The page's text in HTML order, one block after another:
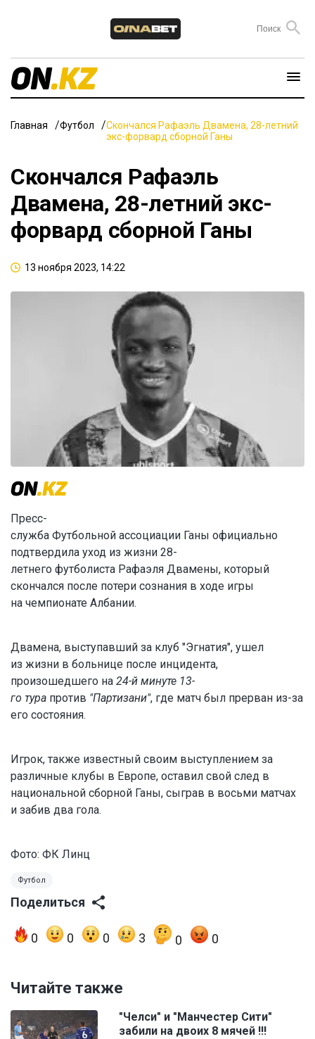
Главная Футбол
Скончался Рафаэль Двамена, 28-летний
экс-форвард сборной Ганы
Скончался Рафаэль
Двамена, 28-летний экс-
форвард сборной Ганы
13 ноября 2023, 14:22
Пресс-
служба Футбольной ассоциации Ганы официально
подтвердила уход из жизни 28-
летнего футболиста Рафаэля Двамены, который
скончался после потери сознания в ходе игры
на чемпионате Албании.
Двамена, выступавший за клуб "Эгнатия", ушел
из жизни в больнице после инцидента,
произошедшего на 24-й минуте 13-
го тура против "Партизани", где матч был прерван из-за
его состояния.
Игрок, также известный своим выступлением за
различные клубы в Европе, оставил свой след в
национальной сборной Ганы, сыграв в восьми матчах
и забив два гола.
Фото: ФК Линц
Футбол
Поделиться
0 0 0 3 0 0
Читайте также
"Челси" и "Манчестер Сити"
забили на двоих 8 мячей !!!